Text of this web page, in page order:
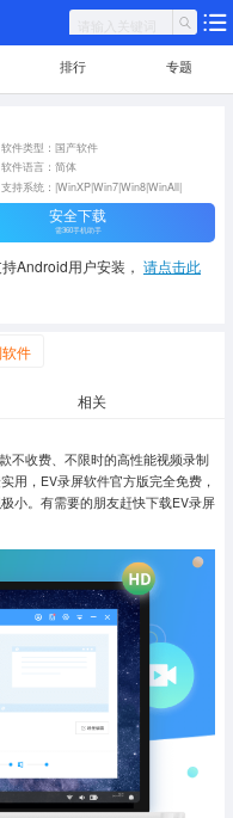
排行 专题
软件类型：国产软件
软件语言：简体
支持系统：|WinXP|Win7|Win8|WinAll|
安全下载
需360手机助手
Android用户安装， 请点击此
件
相关
不收费、不限时的高性能视频录制
用，EV录屏软件官方版完全免费，
小。有需要的朋友赶快下载EV录屏